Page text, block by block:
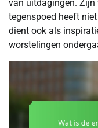
van uitdagingen. Zijn
tegenspoed heeft
dient ook als
worstelingen